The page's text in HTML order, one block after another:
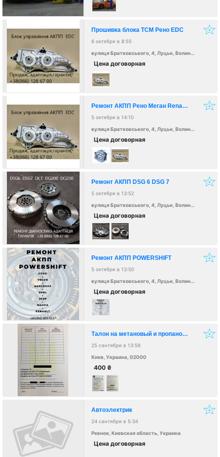
Прошивка блока ТСМ Рено EDC
6 октября в 8:55
вулиця Братковського, 4, Луцьк, Волинська область, Украина, 43000
Цена договорная
Ремонт АКПП Рено Меган Renault Megane EDC
5 октября в 14:10
вулиця Братковського, 4, Луцьк, Волинська область, Украина, 43000
Цена договорная
Ремонт АКПП DSG 6 DSG 7
5 октября в 13:52
вулиця Братковського, 4, Луцьк, Волинська область, Украина, 43000
Цена договорная
Ремонт АКПП POWERSHIFT
5 октября в 13:50
вулиця Братковського, 4, Луцьк, Волинська область, Украина, 43000
Цена договорная
Талон на метановый и пропановый баллон
25 сентября в 13:59
Киев, Украина, 02000
400 ₴
Автоэлектрик
24 сентября в 5:34
Ревное, Киевская область, Украина
Цена договорная